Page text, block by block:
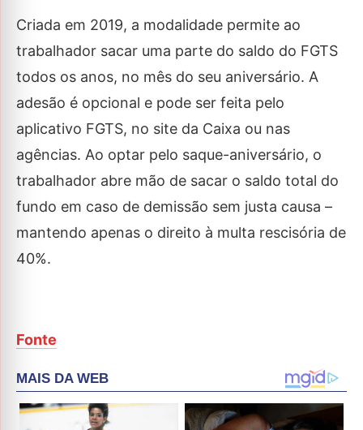
Criada em 2019, a modalidade permite ao
trabalhador sacar uma parte do saldo do FGTS
todos os anos, no mês do seu aniversário. A
adesão é opcional e pode ser feita pelo
aplicativo FGTS, no site da Caixa ou nas
agências. Ao optar pelo saque-aniversário, o
trabalhador abre mão de sacar o saldo total do
fundo em caso de demissão sem justa causa –
mantendo apenas o direito à multa rescisória de
40%.
Fonte